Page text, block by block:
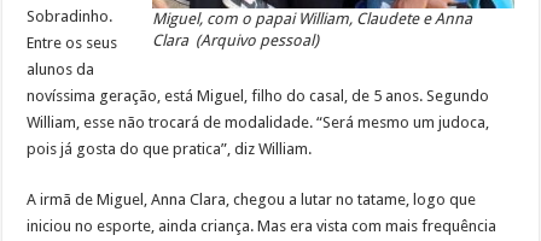
Miguel, com o papai William, Claudete e Anna
Clara (Arquivo pessoal)
Sobradinho.
Entre os seus
alunos da
novíssima geração, está Miguel, filho do casal, de 5 anos. Segundo
William, esse não trocará de modalidade. “Será mesmo um judoca,
pois já gosta do que pratica”, diz William.
A irmã de Miguel, Anna Clara, chegou a lutar no tatame, logo que
iniciou no esporte, ainda criança. Mas era vista com mais frequência